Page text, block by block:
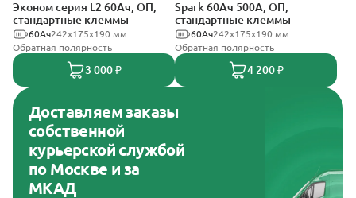
Эконом серия L2 60Ач, ОП,
стандартные клеммы
242х175х190 мм
60Ач
Обратная полярность
3 000 ₽
Spark 60Ач 500А, ОП,
стандартные клеммы
242х175х190 мм
60Ач
Обратная полярность
4 200 ₽
Доставляем заказы
собственной
курьерской службой
по Москве и за
МКАД